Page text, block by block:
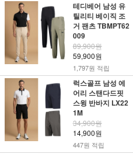
테디베어 남성 유
틸리티 베이직 조
거 팬츠 TBMPT62
009
89,900원
59,900원
1,797원 적립
럭스골프 남성 에
어리 스탠다드핏
스윙 반바지 LX22
1M
34,900원
14,900원
447원 적립